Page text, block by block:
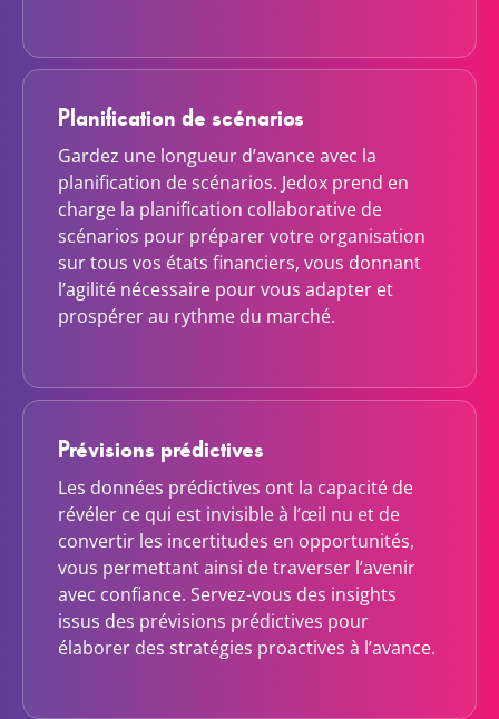
Planification de scénarios
Gardez une longueur d’avance avec la
planification de scénarios. Jedox prend en
charge la planification collaborative de
scénarios pour préparer votre organisation
sur tous vos états financiers, vous donnant
l’agilité nécessaire pour vous adapter et
prospérer au rythme du marché.
Prévisions prédictives
Les données prédictives ont la capacité de
révéler ce qui est invisible à l’œil nu et de
convertir les incertitudes en opportunités,
vous permettant ainsi de traverser l’avenir
avec confiance. Servez-vous des insights
issus des prévisions prédictives pour
élaborer des stratégies proactives à l’avance.